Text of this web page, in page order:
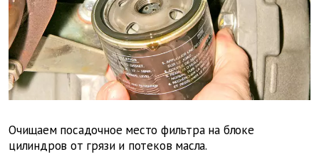
Очищаем посадочное место фильтра на блоке
цилиндров от грязи и потеков масла.